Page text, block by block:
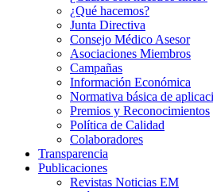
¿Qué hacemos?
Junta Directiva
Consejo Médico Asesor
Asociaciones Miembros
Campañas
Información Económica
Normativa básica de
Premios y Reconocimientos
Política de Calidad
Colaboradores
Transparencia
Publicaciones
Revistas Noticias EM